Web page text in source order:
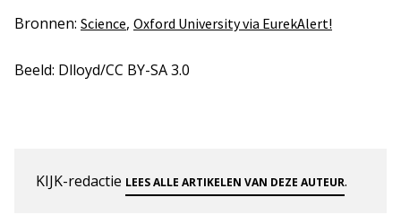
Bronnen: Science, Oxford University via EurekAlert!
Beeld: Dlloyd/CC BY-SA 3.0
KIJK-redactie LEES ALLE ARTIKELEN VAN DEZE AUTEUR.